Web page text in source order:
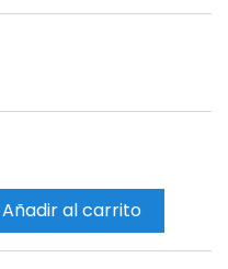
Añadir al carrito